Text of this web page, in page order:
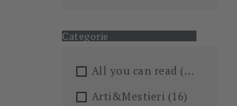
Categorie
All you can read (205)
Arti&Mestieri (16)